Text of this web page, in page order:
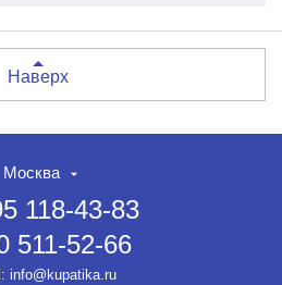
Наверх
Москва
118-43-83
511-52-66
info@kupatika.ru